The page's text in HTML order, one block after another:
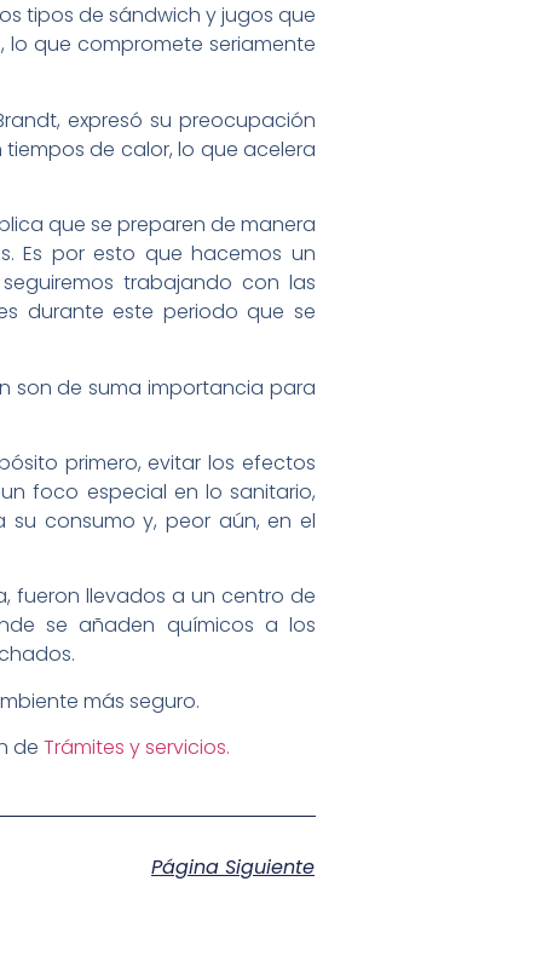
tipos de sándwich y jugos que
lo que compromete seriamente
expresó su preocupación
de calor, lo que acelera
que se preparen de manera
Es por esto que hacemos un
trabajando con las
durante este periodo que se
son de suma importancia para
primero, evitar los efectos
foco especial en lo sanitario,
consumo y, peor aún, en el
fueron llevados a un centro de
se añaden químicos a los
más seguro.
de Trámites y servicios.
Página Siguiente